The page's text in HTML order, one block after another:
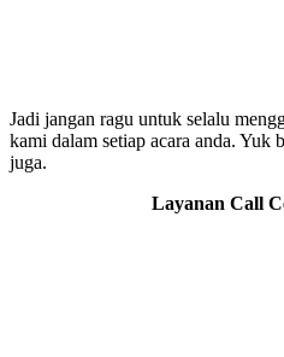
Jadi jangan ragu untuk selalu
kami dalam setiap acara anda. Yuk
juga.
Layanan Call